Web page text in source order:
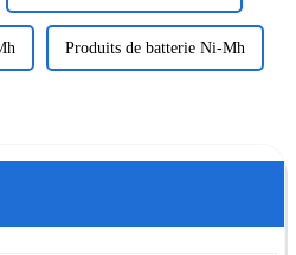
Produits de batterie Ni-Mh